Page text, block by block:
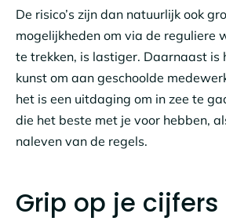
De risico’s zijn dan natuurlijk ook
mogelijkheden om via de reguliere
te trekken, is lastiger. Daarnaast is
kunst om aan geschoolde
het is een uitdaging om in zee te
die het beste met je voor hebben,
naleven van de regels.
Grip op je cijfers